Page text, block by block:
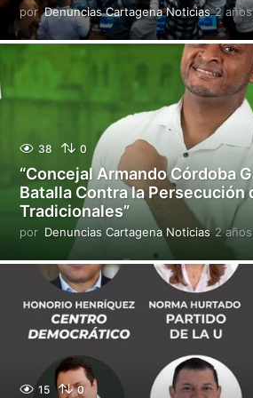
por Denuncias Cartagena Noticias 2
38 0
“Concejal Armando Córdoba
Batalla Contra la Persecución
Tradicionales”
por Denuncias Cartagena Noticias 2
15 0